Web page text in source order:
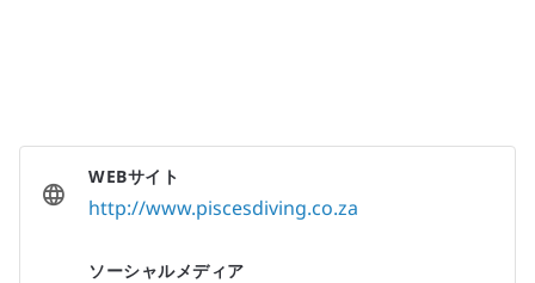
WEBサイト
http://www.piscesdiving.co.za
ソーシャルメディア